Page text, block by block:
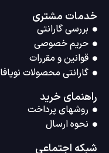
خدمات مشتری
بررسی گارانتی
حریم خصوصی
قوانین و مقررات
گارانتی محصولات نویافا
راهنمای خرید
روشهای پرداخت
نحوه ارسال
شبکه اجتماعی